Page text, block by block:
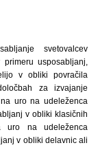
svetovalcev
usposabljanj,
v obliki povračila
za izvajanje
uro na udeleženca
v obliki klasičnih
uro na udeleženca
v obliki delavnic ali